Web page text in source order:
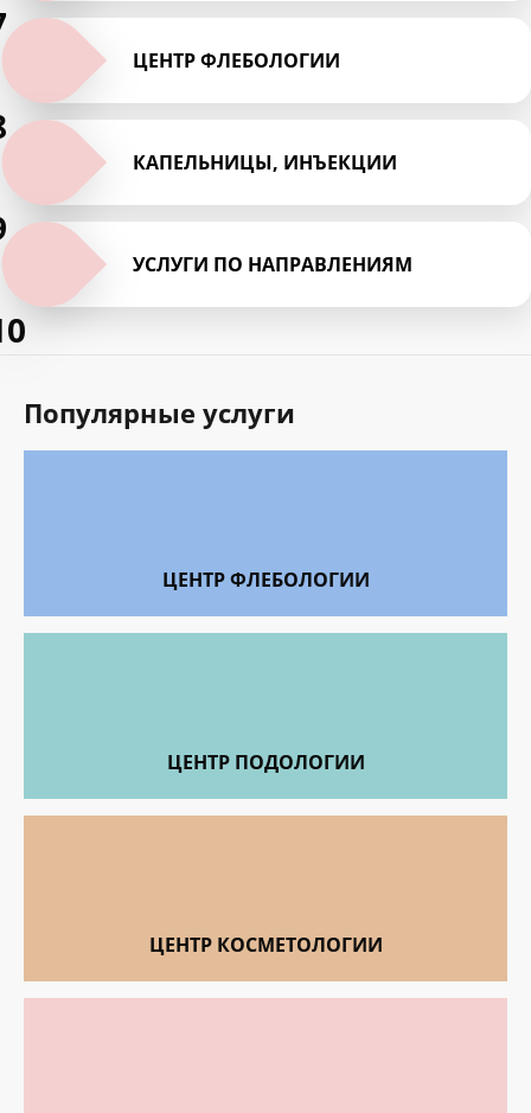
ЦЕНТР ФЛЕБОЛОГИИ
КАПЕЛЬНИЦЫ, ИНЪЕКЦИИ
УСЛУГИ ПО НАПРАВЛЕНИЯМ
Популярные услуги
ЦЕНТР ФЛЕБОЛОГИИ
ЦЕНТР ПОДОЛОГИИ
ЦЕНТР КОСМЕТОЛОГИИ